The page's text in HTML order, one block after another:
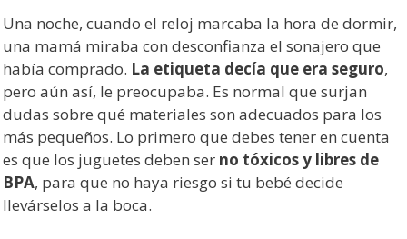
Una noche, cuando el reloj marcaba la hora de dormir,
una mamá miraba con desconfianza el sonajero que
había comprado. La etiqueta decía que era seguro,
pero aún así, le preocupaba. Es normal que surjan
dudas sobre qué materiales son adecuados para los
más pequeños. Lo primero que debes tener en cuenta
es que los juguetes deben ser no tóxicos y libres de
BPA, para que no haya riesgo si tu bebé decide
llevárselos a la boca.